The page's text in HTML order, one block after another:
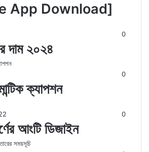
App Download]
0
দাম ২০২৪
0
ক্যাপশন
0
আংটি ডিজাইন